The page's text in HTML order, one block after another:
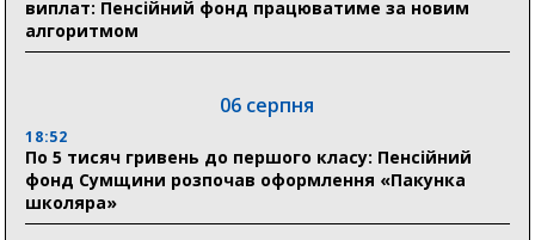
виплат: Пенсійний фонд працюватиме за новим
алгоритмом
06 серпня
18:52
По 5 тисяч гривень до першого класу: Пенсійний
фонд Сумщини розпочав оформлення «Пакунка
школяра»